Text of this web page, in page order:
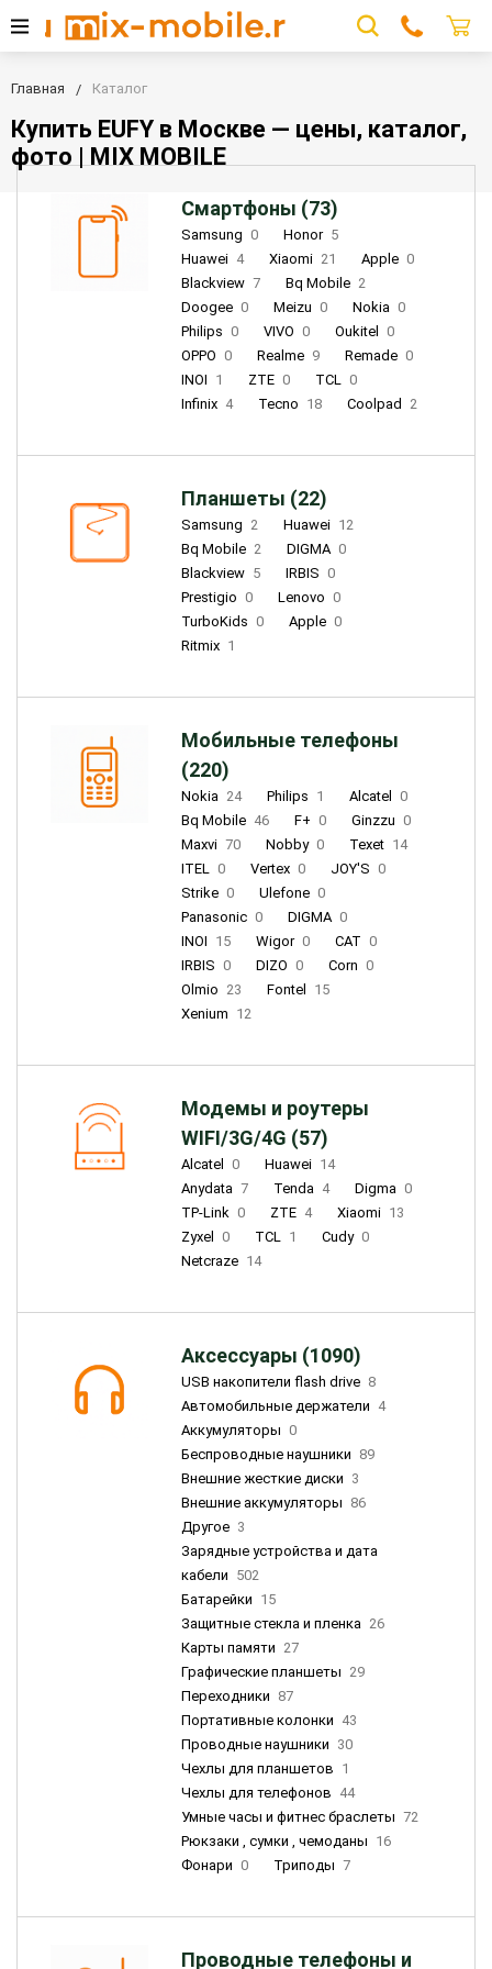
Главная Каталог
Купить EUFY в Москве — цены, каталог,
фото | MIX MOBILE
Смартфоны (73)
Samsung 0 Honor 5
Huawei 4 Xiaomi 21 Apple 0
Blackview 7 Bq Mobile 2
Doogee 0 Meizu 0 Nokia 0
Philips 0 VIVO 0 Oukitel
0
OPPO 0 Realme 9 Remade 0
INOI 1 ZTE 0 TCL 0
Infinix 4 Tecno 18 Coolpad 2
Планшеты (22)
Samsung 2 Huawei 12
Bq Mobile 2 DIGMA 0
Blackview 5 IRBIS 0
Prestigio 0 Lenovo 0
TurboKids 0 Apple 0
Ritmix 1
Мобильные телефоны
(220)
Nokia 24 Philips 1 Alcatel
0
Bq Mobile 46 F+ 0 Ginzzu 0
Maxvi 70 Nobby 0 Texet 14
ITEL 0 Vertex 0 JOY'S 0
Strike 0 Ulefone 0
Panasonic 0 DIGMA 0
INOI 15 Wigor 0 CAT 0
IRBIS 0 DIZO 0 Corn 0
Olmio 23 Fontel
15
Xenium 12
Модемы и роутеры
WIFI/3G/4G (57)
Alcatel 0 Huawei 14
Anydata 7 Tenda 4 Digma 0
TP-Link 0 ZTE 4 Xiaomi 13
Zyxel
0 TCL 1 Cudy 0
Netcraze 14
Аксессуары (1090)
USB накопители flash drive 8
Автомобильные держатели 4
Аккумуляторы 0
Беспроводные наушники 89
Внешние жесткие диски 3
Внешние аккумуляторы 86
Другое 3
Зарядные устройства и дата
кабели 502
Батарейки 15
Защитные стекла и пленка 26
Карты памяти 27
Графические планшеты 29
Переходники 87
Портативные колонки 43
Проводные наушники 30
Чехлы для планшетов 1
Чехлы для телефонов 44
Умные часы и фитнес браслеты 72
Рюкзаки , сумки , чемоданы 16
Фонари 0 Триподы 7
Проводные телефоны и